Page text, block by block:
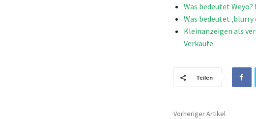
Was bedeutet
Was bedeutet ‚blurry
Kleinanzeigen als
Verkäufe
Teilen
Vorheriger Artikel